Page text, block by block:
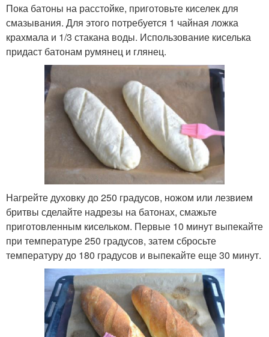
Пока батоны на расстойке, приготовьте киселек для
смазывания. Для этого потребуется 1 чайная ложка
крахмала и 1/3 стакана воды. Использование киселька
придаст батонам румянец и глянец.
Нагрейте духовку до 250 градусов, ножом или лезвием
бритвы сделайте надрезы на батонах, смажьте
приготовленным кисельком. Первые 10 минут выпекайте
при температуре 250 градусов, затем сбросьте
температуру до 180 градусов и выпекайте еще 30 минут.